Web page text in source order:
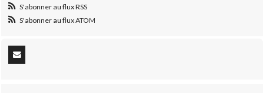
S'abonner au flux RSS
S'abonner au flux ATOM